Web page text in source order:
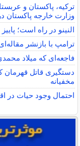
ترکیه، پاکستان و
وزارت خارجه
النینو در راه است؛
ترامپ با بازنشر
فاجعه‌ای که میلاد
مخفیانه
احتمال وجود حیات در